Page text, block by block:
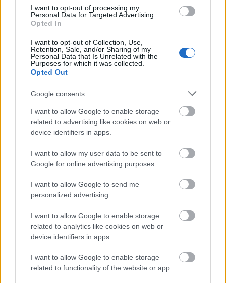
I want to opt-out of processing my
Personal Data for Targeted Advertising.
Opted In
I want to opt-out of Collection, Use,
Retention, Sale, and/or Sharing of my
Personal Data that Is Unrelated with the
Purposes for which it was collected.
Opted Out
Google consents
I want to allow Google to enable storage
related to advertising like cookies on web or
device identifiers in apps.
I want to allow my user data to be sent to
Google for online advertising purposes.
I want to allow Google to send me
personalized advertising.
I want to allow Google to enable storage
related to analytics like cookies on web or
device identifiers in apps.
I want to allow Google to enable storage
related to functionality of the website or app.
La Clusaz, Ranska:
Maailmancup, viestit:
Miesten 4×7,5 km (2p+2v): 1) Norja 1.17.22,5
(Eldar Rönning, Didrik Tönseth, Martin
Johnsrud Sundby, Sjur Röthe), 2) Ruotsi
jäljessä 0,5 sekuntia (Daniel Richardsson,
Johan Olsson, Calle Halfvarsson, Marcus
Bauer, Ales Razym, Martin Jaks), 4) Venäjä –
9,3 (Jevgeni Belov, Maksim Vilegzhanin,
Aleksandr Legkov, Ilja Tshernusov), 5) Saksa –
1.01,3, 6) Venäjä 2-joukkue –1.06,0, 7) Sveitsi
–1.07,3, 8) Italia –1.46,3, 9) Ranska –2.49,9,
Nousiainen, Matti Heikkinen, Kari Varis ja
Sami Jauhojärvi keskeytti kolmannen osuuden
jälkeen, koska ankkuri Jauhojärvi ei
kuumeisena voinut hiihtää.
– STT – Maastohiihdon tiedotus